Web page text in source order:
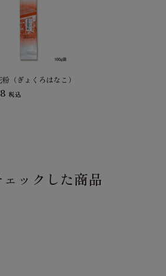
（ぎょくろはなこ）
税込
ックした商品